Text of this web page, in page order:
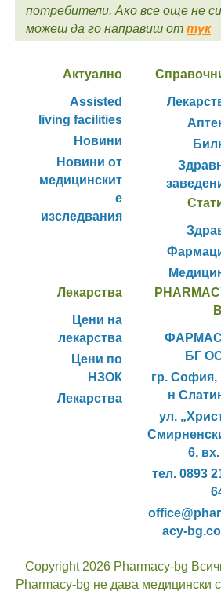
потребители. Ако все още не
можеш да го направиш от тук
Актуално
Assisted
living facilities
Новини
Новини от
медицинскит
е
изследвания
Лекарства
Цени на
лекарства
Цени по
НЗОК
Лекарства
БГ
гр. София,
н
ул.
6,
тел. 0893
acy-
Copyright 2026 Pharmacy-bg
Pharmacy-bg не дава медицински